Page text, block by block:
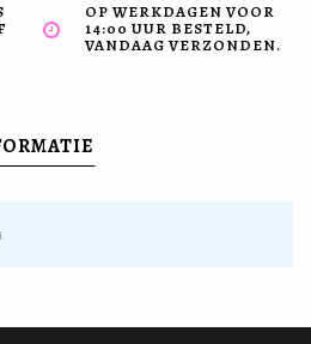
OP WERKDAGEN VOOR
14:00 UUR BESTELD,
VANDAAG VERZONDEN.